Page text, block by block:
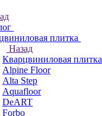
плитка
Назад
Кварцвиниловая плитка
Alpine Floor
Alta Step
Aquafloor
DeART
Forbo